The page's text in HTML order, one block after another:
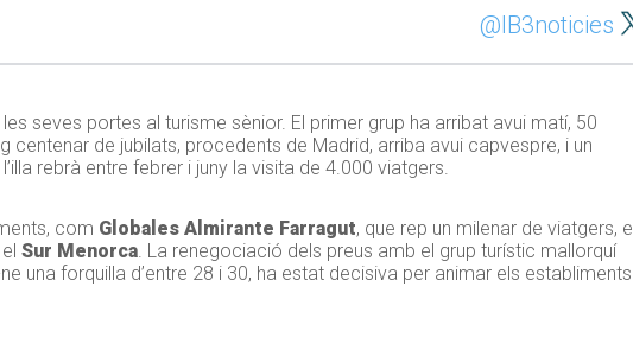
@IB3noticies
seves portes al turisme sènior. El primer grup ha arribat avui matí, 50
centenar de jubilats, procedents de Madrid, arriba avui capvespre, i un
rebrà entre febrer i juny la visita de 4.000 viatgers.
com Globales Almirante Farragut, que rep un milenar de viatgers, el
Sur Menorca. La renegociació dels preus amb el grup turístic mallorquí
una forquilla d’entre 28 i 30, ha estat decisiva per animar els establiments